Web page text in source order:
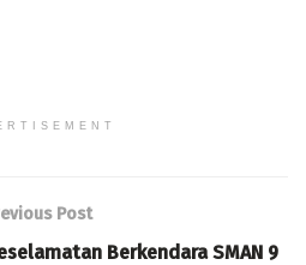
Post
Berkendara SMAN 9